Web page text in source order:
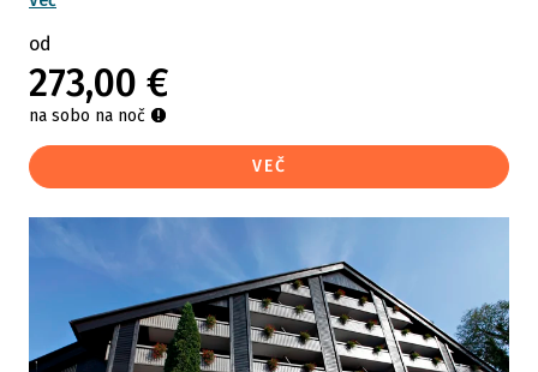
od
273,00 €
na sobo na noč
VEČ